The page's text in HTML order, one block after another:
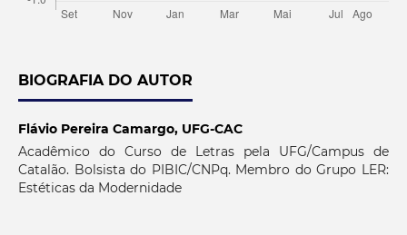
BIOGRAFIA DO AUTOR
Flávio Pereira Camargo, UFG-CAC
Acadêmico do Curso de Letras pela UFG/Campus de
Catalão. Bolsista do PIBIC/CNPq. Membro do Grupo LER:
Estéticas da Modernidade